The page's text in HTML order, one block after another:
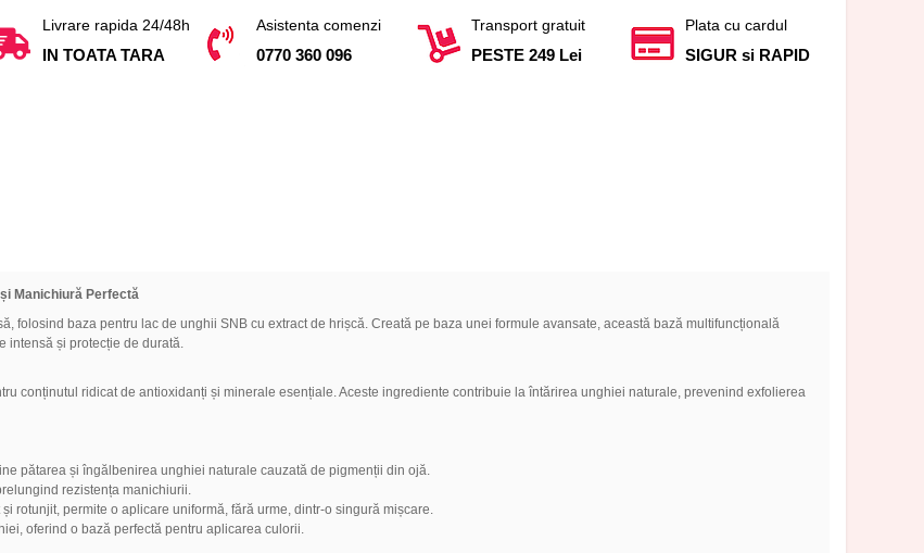
Livrare rapida 24/48h
IN TOATA TARA
Asistenta comenzi
0770 360 096
Transport gratuit
PESTE 249 Lei
Plata cu cardul
SIGUR si RAPID
Manichiură Perfectă
folosind baza pentru lac de unghii SNB cu extract de hrișcă. Creată pe baza unei formule avansate, această bază multifuncțională
intensă și protecție de durată.
conținutul ridicat de antioxidanți și minerale esențiale. Aceste ingrediente contribuie la întărirea unghiei naturale, prevenind exfolierea
pătarea și îngălbenirea unghiei naturale cauzată de pigmenții din ojă.
rezistența manichiurii.
rotunjit, permite o aplicare uniformă, fără urme, dintr-o singură mișcare.
oferind o bază perfectă pentru aplicarea culorii.